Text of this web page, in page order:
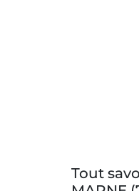
Tout